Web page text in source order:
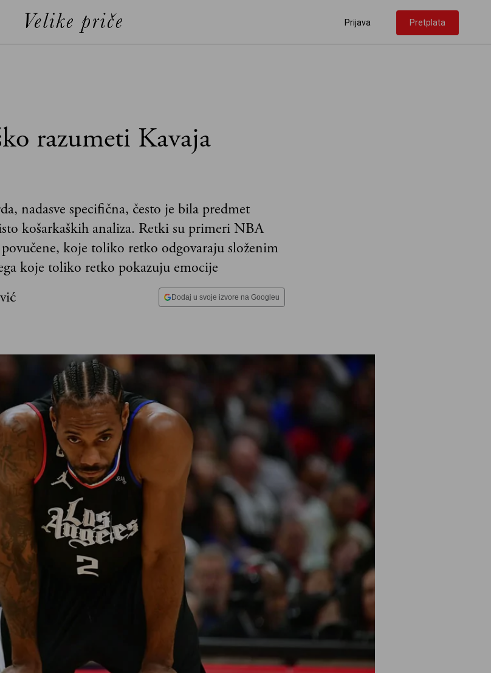
Prijava Pretplata
razumeti Kavaja
nadasve specifična, često je bila predmet
košarkaških analiza. Retki su primeri NBA
koje toliko retko odgovaraju složenim
koje toliko retko pokazuju emocije
Dodaj u svoje izvore na Googleu